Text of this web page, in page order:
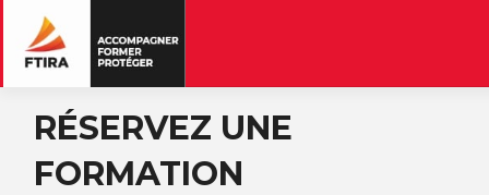
RÉSERVEZ UNE
FORMATION